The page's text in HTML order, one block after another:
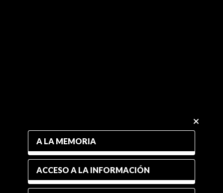
A LA MEMORIA
ACCESO A LA INFORMACIÓN